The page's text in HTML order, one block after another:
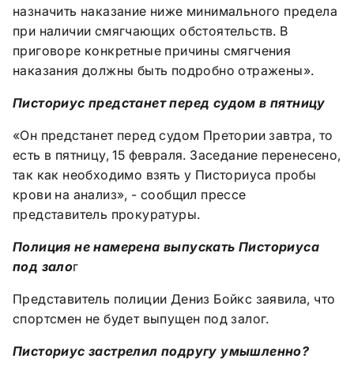
назначить наказание ниже минимального предела
при наличии смягчающих обстоятельств. В
приговоре конкретные причины смягчения
наказания должны быть подробно отражены».
Писториус предстанет перед судом в пятницу
«Он предстанет перед судом Претории завтра, то
есть в пятницу, 15 февраля. Заседание перенесено,
так как необходимо взять у Писториуса пробы
крови на анализ», - сообщил прессе
представитель прокуратуры.
Полиция не намерена выпускать Писториуса
под залог
Представитель полиции Дениз Бойкс заявила, что
спортсмен не будет выпущен под залог.
Писториус застрелил подругу умышленно?